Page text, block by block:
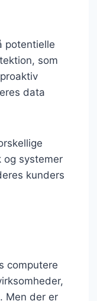
potentielle
som
data
og systemer
kunders
computere
Men der er